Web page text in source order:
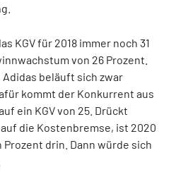
KGV für 2018 immer noch 31
von 26 Prozent.
beläuft sich zwar
kommt der Konkurrent aus
ein KGV von 25. Drückt
die Kostenbremse, ist 2020
drin. Dann würde sich